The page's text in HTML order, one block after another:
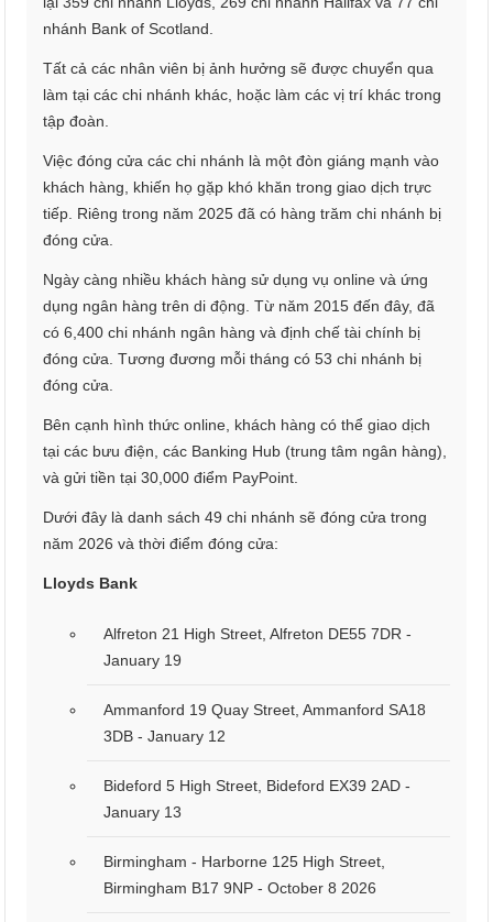
nhánh Bank of Scotland.
Tất cả các nhân viên bị ảnh hưởng sẽ được chuyển qua
làm tại các chi nhánh khác, hoặc làm các vị trí khác trong
tập đoàn.
Việc đóng cửa các chi nhánh là một đòn giáng mạnh vào
khách hàng, khiến họ gặp khó khăn trong giao dịch trực
tiếp. Riêng trong năm 2025 đã có hàng trăm chi nhánh bị
đóng cửa.
Ngày càng nhiều khách hàng sử dụng vụ online và ứng
dụng ngân hàng trên di động. Từ năm 2015 đến đây, đã
có 6,400 chi nhánh ngân hàng và định chế tài chính bị
đóng cửa. Tương đương mỗi tháng có 53 chi nhánh bị
đóng cửa.
Bên cạnh hình thức online, khách hàng có thể giao dịch
tại các bưu điện, các Banking Hub (trung tâm ngân hàng),
và gửi tiền tại 30,000 điểm PayPoint.
Dưới đây là danh sách 49 chi nhánh sẽ đóng cửa trong
năm 2026 và thời điểm đóng cửa:
Lloyds Bank
Alfreton 21 High Street, Alfreton DE55 7DR -
January 19
Ammanford 19 Quay Street, Ammanford SA18
3DB - January 12
Bideford 5 High Street, Bideford EX39 2AD -
January 13
Birmingham - Harborne 125 High Street,
Birmingham B17 9NP - October 8 2026